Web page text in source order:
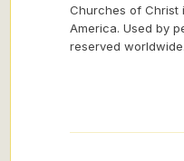
Churches of Christ
America. Used by
reserved